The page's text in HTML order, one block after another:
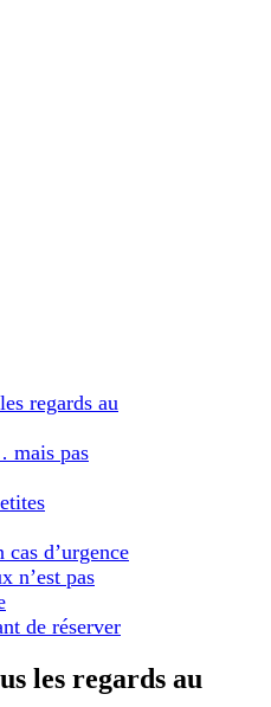
regards au
mais pas
d’urgence
n’est pas
de réserver
les regards au